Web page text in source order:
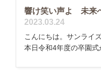
響け笑い声よ 未来
2023.03.24
こんにちは。サンライ
本日令和4年度の卒園式